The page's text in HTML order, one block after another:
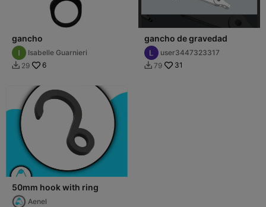
gancho
Isabelle Guarnieri
 29 6
gancho de gravedad
user3447323317
 79 31
50mm hook with ring
Aenel